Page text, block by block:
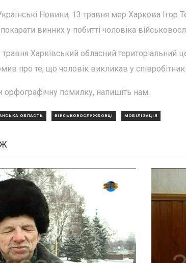
Новини, 13 травня мер Харкова Ігор
покарати винних у побитті чоловіка
Харківський обласний територіальний
про те, що чоловік викликав у
помилку, напишіть нам.
ОБЛАСТЬ ВІЙСЬКОВОСЛУЖБОВЦІ МОБІЛІЗАЦІЯ